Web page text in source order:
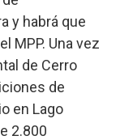
y habrá que
MPP. Una vez
de Cerro
de
en Lago
2.800